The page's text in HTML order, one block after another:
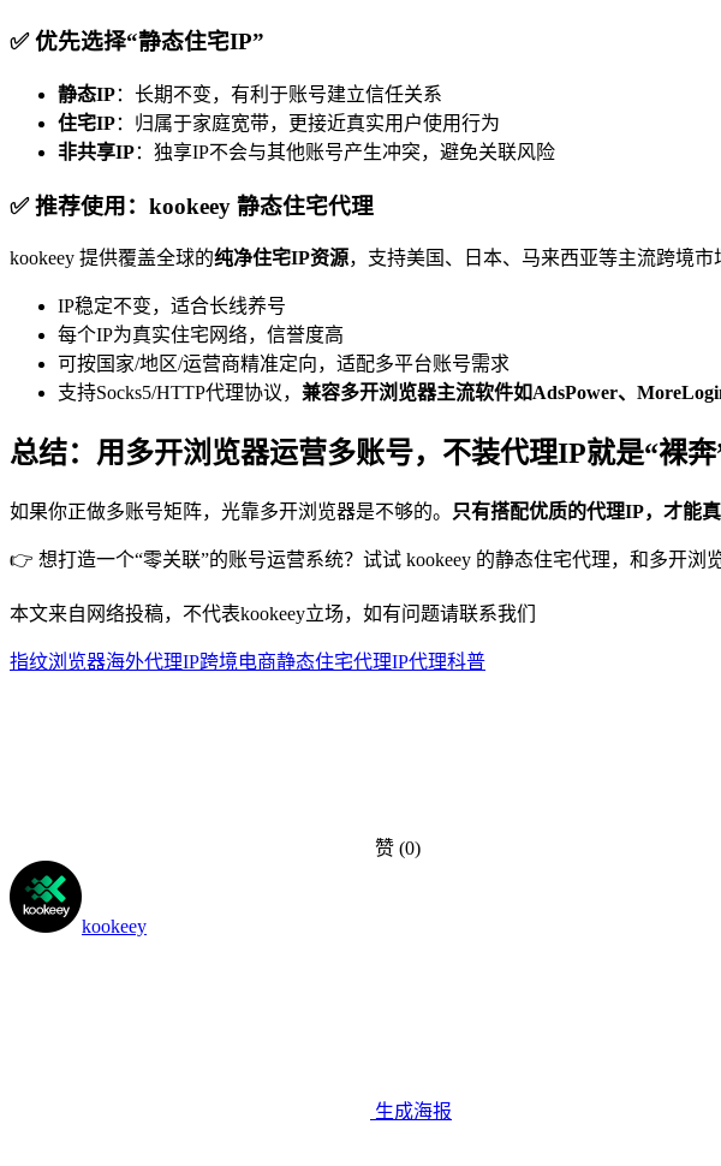
✅ 优先选择“静态住宅IP”
静态IP：长期不变，有利于账号建立信任关系
住宅IP：归属于家庭宽带，更接近真实用户使用行为
非共享IP：独享IP不会与其他账号产生冲突，避免关联风险
✅ 推荐使用：kookeey 静态住宅代理
kookeey 提供覆盖全球的纯净住宅IP资源，支持美国、日本、马来西亚等主流跨境市
IP稳定不变，适合长线养号
每个IP为真实住宅网络，信誉度高
可按国家/地区/运营商精准定向，适配多平台账号需求
支持Socks5/HTTP代理协议， 兼容多开浏览器主流软件如AdsPower、
总结：用多开浏览器运营多账号，不装代理IP就是“裸奔
如果你正做多账号矩阵，光靠多开浏览器是不够的。 只有搭配优质的代理IP，才能
👉 想打造一个“零关联”的账号运营系统？试试 kookeey 的静态住宅代理，和多开浏
本文来自网络投稿，不代表kookeey立场，如有问题请联系我们
指纹浏览器海外代理IP跨境电商静态住宅代理IP代理科普
赞 (0)
kookeey
生成海报